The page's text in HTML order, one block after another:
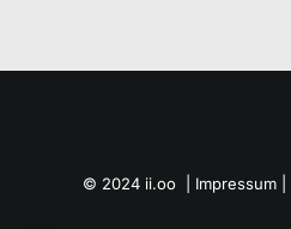
© 2024 ii.oo | Impressum